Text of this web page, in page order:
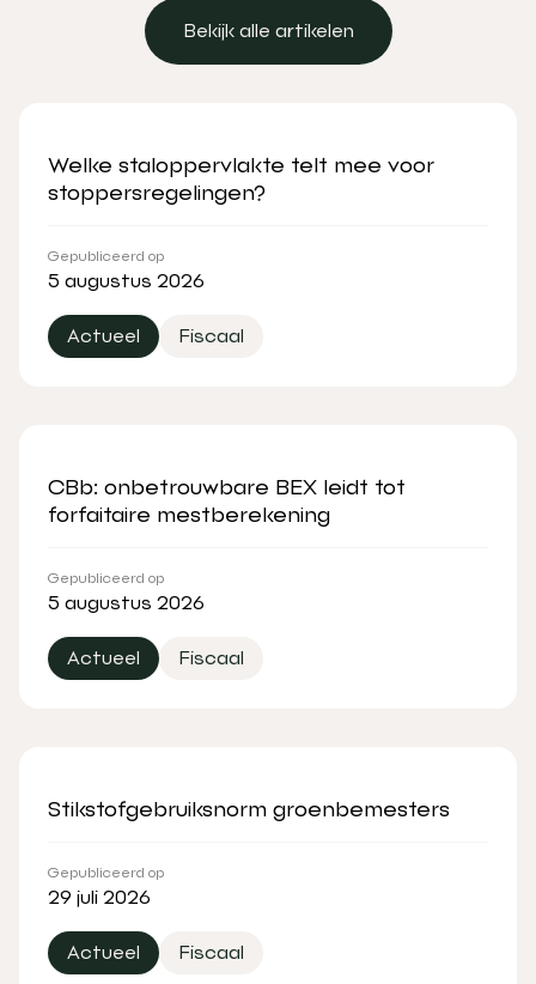
Bekijk alle artikelen
Welke staloppervlakte telt mee voor
stoppersregelingen?
Gepubliceerd op
5 augustus 2026
Actueel Fiscaal
CBb: onbetrouwbare BEX leidt tot
forfaitaire mestberekening
Gepubliceerd op
5 augustus 2026
Actueel Fiscaal
Stikstofgebruiksnorm groenbemesters
Gepubliceerd op
29 juli 2026
Actueel Fiscaal